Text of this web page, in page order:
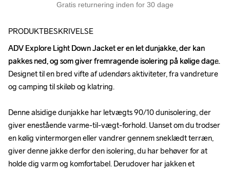
Gratis returnering inden for 30 dage
PRODUKTBESKRIVELSE
ADV Explore Light Down Jacket er en let dunjakke, der kan
pakkes ned, og som giver fremragende isolering på kølige dage.
Designet til en bred vifte af udendørs aktiviteter, fra vandreture
og camping til skiløb og klatring.
Denne alsidige dunjakke har letvægts 90/10 dunisolering, der
giver enestående varme-til-vægt-forhold. Uanset om du trodser
en kølig vintermorgen eller vandrer gennem sneklædt terræn,
giver denne jakke derfor den isolering, du har behøver for at
holde dig varm og komfortabel. Derudover har jakken et
ADV Explore Light Down Jacket er en let dunjakke, der kan
pakkes ned, og som giver fremragende isolering på kølige dage.
Designet til en bred vifte af udendørs aktiviteter, fra vandreture
og camping til skiløb og klatring.
Denne alsidige dunjakke har letvægts 90/10 dunisolering, der
giver enestående varme-til-vægt-forhold. Uanset om du trodser
en kølig vintermorgen eller vandrer gennem sneklædt terræn,
giver denne jakke derfor den isolering, du har behøver for at
holde dig varm og komfortabel. Derudover har jakken et